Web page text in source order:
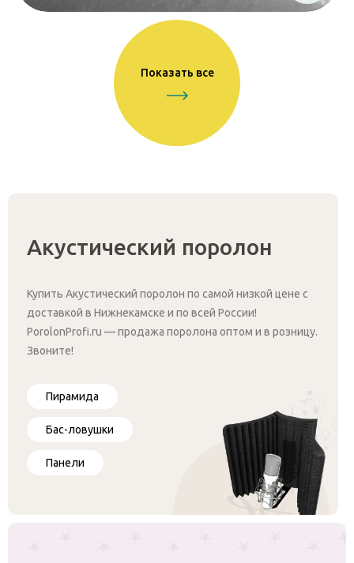
Показать все
Акустический поролон
Купить Акустический поролон по самой низкой цене с
доставкой в Нижнекамске и по всей России!
PorolonProfi.ru — продажа поролона оптом и в розницу.
Звоните!
Пирамида
Бас-ловушки
Панели